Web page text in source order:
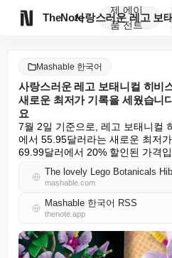
TheNote
제
품
에이
전트
Mashable 한국어
사랑스러운 레고 보태니컬 히비
새로운 최저가 기록을 세웠습니
요
7월 2일 기준으로, 레고 보태니컬
에서 55.95달러라는 새로운 최저
69.99달러에서 20% 할인된 가격입
mashable.com
Mashable 한국어 RSS
thenote.app